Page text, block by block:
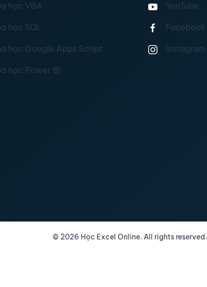
học VBA
học SQL
học Google Apps Script
học Power BI
YouTube
Facebook
Instagram
© 2026 Học Excel Online. All rights reserved.